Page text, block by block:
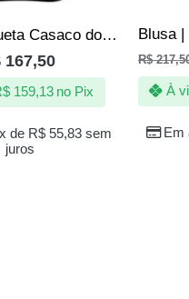
Blusa | Jaqueta Casaco do Coringa – Com Capuz – D’Quebrada
167,50
de R$ 55,83 sem
juros
159,13 no Pix
R$
Em
À